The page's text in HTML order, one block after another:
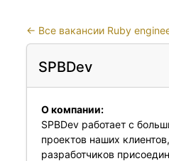
← Все вакансии Ruby
SPBDev
О компании:
SPBDev работает с
проектов наших
разработчиков